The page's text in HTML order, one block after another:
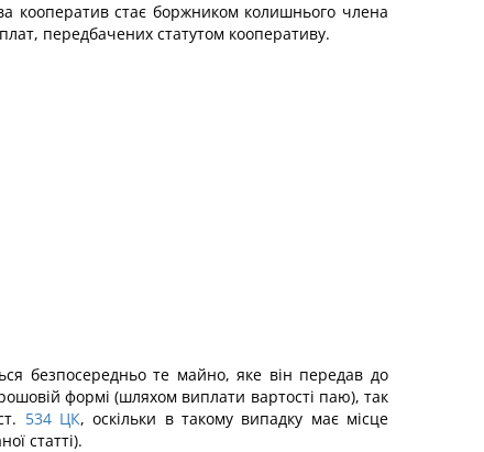
кооператив стає боржником колишнього члена
передбачених статутом кооперативу.
безпосередньо те майно, яке він передав до
формі (шляхом виплати вартості паю), так
534 ЦК, оскільки в такому випадку має місце
статті).